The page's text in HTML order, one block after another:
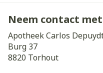
Neem contact
Apotheek Carlos
Burg 37
8820 Torhout